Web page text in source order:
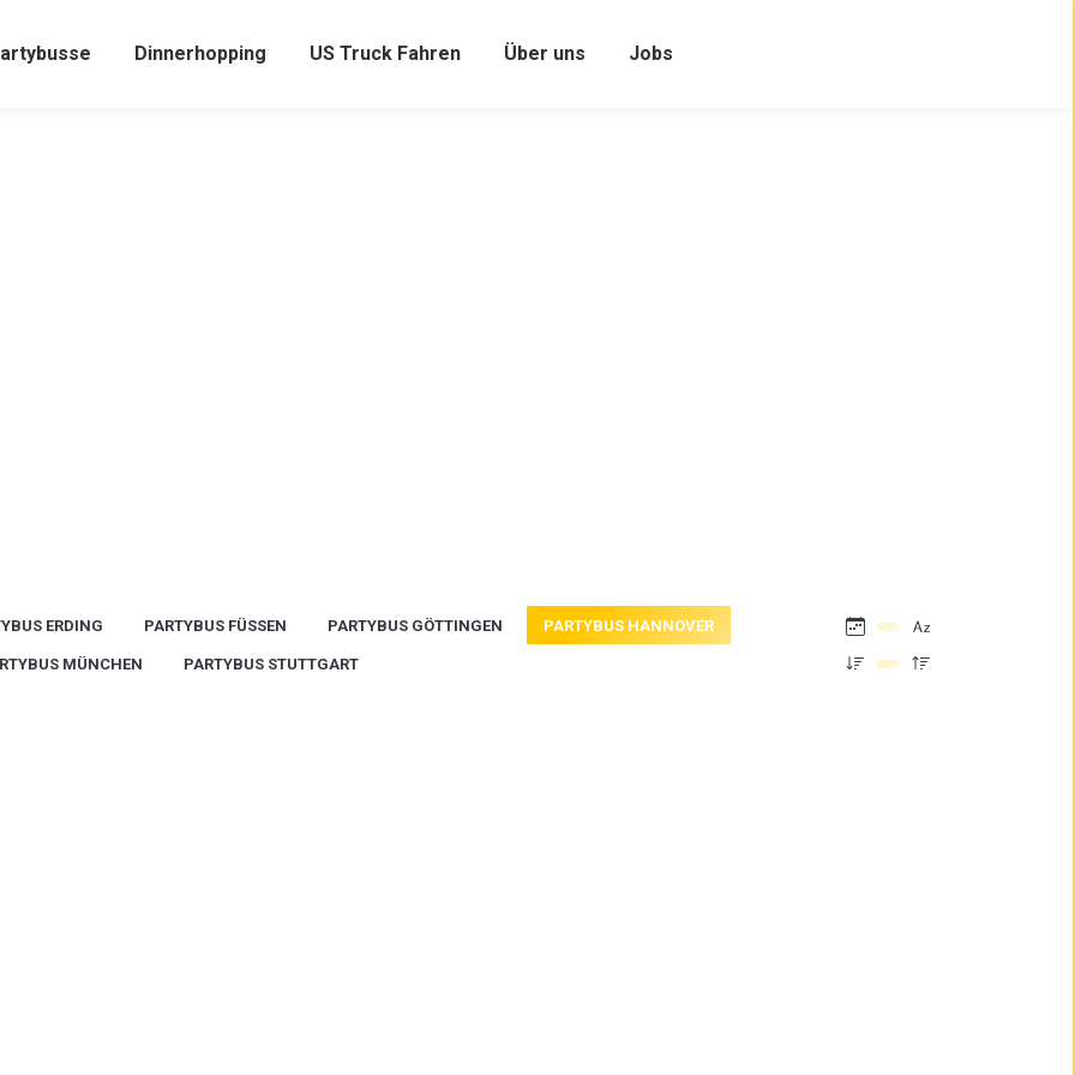
Dinnerhopping US Truck Fahren Über uns Jobs
ERDING PARTYBUS FÜSSEN PARTYBUS GÖTTINGEN PARTYBUS HANNOVER
MÜNCHEN PARTYBUS STUTTGART